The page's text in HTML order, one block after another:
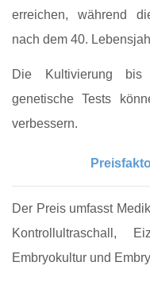
erreichen, während
nach dem 40.
Die Kultivierung bis
genetische Tests
verbessern.
Der Preis umfasst
Kontrollultraschall,
Embryokultur und